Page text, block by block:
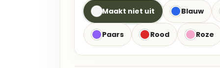
Maakt niet uit Blauw
Paars Rood Roze